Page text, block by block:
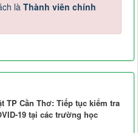
là Thành viên chính
TP Cần Thơ: Tiếp tục kiểm tra
19 tại các trường học